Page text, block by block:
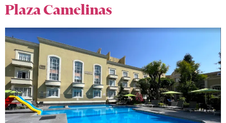
Plaza Camelinas